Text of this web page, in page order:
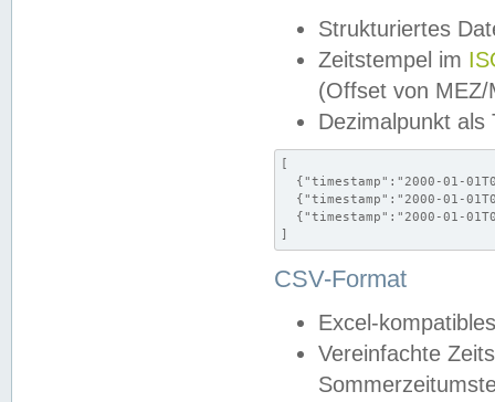
Strukturiertes
Zeitstempel im
(Offset von MEZ/
Dezimalpunkt als
[
{"timestamp":"2000-01-
{"timestamp":"2000-01-
{"timestamp":"2000-01-
]
CSV-Format
Excel-
Vereinfachte